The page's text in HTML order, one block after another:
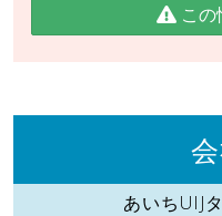
こ
あいちUIJ